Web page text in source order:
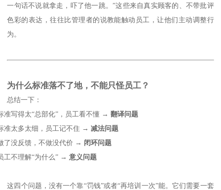
一句话不说就拿走，吓了他一跳。”这些来自真实顾客的、不带批评
色彩的表达，往往比管理者的说教能触动员工，让他们主动调整行
为。
为什么标准落不了地，不能只怪员工？
总结一下：
准写得太“总部化”，员工看不懂 →翻译问题
准太多太细，员工记不住 →减法问题
了没反馈，不做没代价 → 闭环问题
工不理解“为什么” →意义问题
这四个问题，没有一个靠“罚钱”或者“再培训一次”能。它们需要一套